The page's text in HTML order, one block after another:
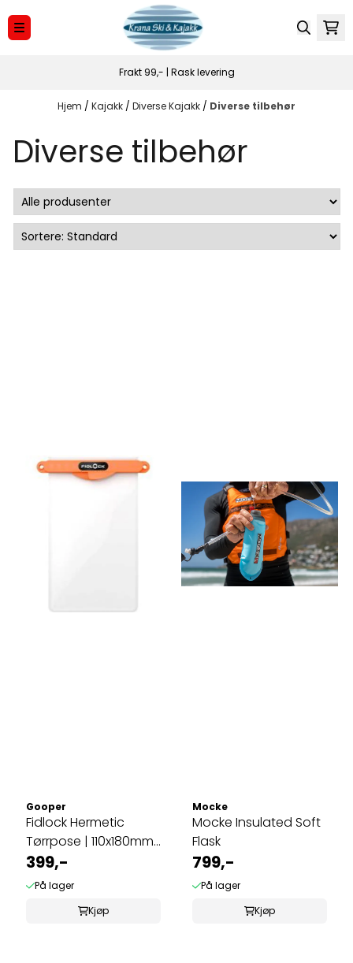
Hopp til innhold
Frakt 99,- | Rask levering
Hjem / Kajakk / Diverse Kajakk / Diverse tilbehør
Diverse tilbehør
Gooper
Fidlock Hermetic
Tørrpose | 110x180mm
(mobilpose)
399,-
På lager
Kjøp
Mocke
Mocke Insulated Soft
Flask
799,-
På lager
Kjøp